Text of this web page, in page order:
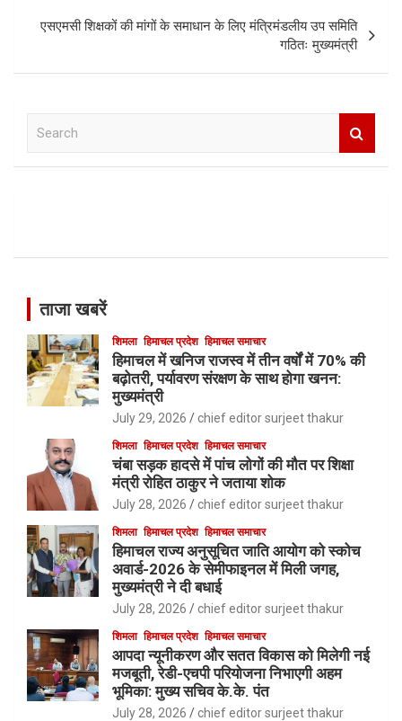
एसएमसी शिक्षकों की मांगों के समाधान के लिए मंत्रिमंडलीय उप समिति
गठितः मुख्यमंत्री
ताजा खबरें
शिमला हिमाचल प्रदेश हिमाचल समाचार
हिमाचल में खनिज राजस्व में तीन वर्षों में 70% की
बढ़ोतरी, पर्यावरण संरक्षण के साथ होगा खनन:
मुख्यमंत्री
July 29, 2026 chief editor surjeet thakur
शिमला हिमाचल प्रदेश हिमाचल समाचार
चंबा सड़क हादसे में पांच लोगों की मौत पर शिक्षा
मंत्री रोहित ठाकुर ने जताया शोक
July 28, 2026 chief editor surjeet thakur
शिमला हिमाचल प्रदेश हिमाचल समाचार
हिमाचल राज्य अनुसूचित जाति आयोग को स्कोच
अवार्ड-2026 के सेमीफाइनल में मिली जगह,
मुख्यमंत्री ने दी बधाई
July 28, 2026 chief editor surjeet thakur
शिमला हिमाचल प्रदेश हिमाचल समाचार
आपदा न्यूनीकरण और सतत विकास को मिलेगी नई
मजबूती, रेडी-एचपी परियोजना निभाएगी अहम
भूमिका: मुख्य सचिव के.के. पंत
July 28, 2026 chief editor surjeet thakur